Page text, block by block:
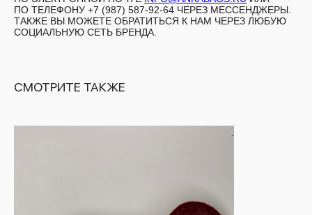
ПО ТЕЛЕФОНУ +7 (987) 587-92-64 ЧЕРЕЗ МЕССЕНДЖЕРЫ.
ТАКЖЕ ВЫ МОЖЕТЕ ОБРАТИТЬСЯ К НАМ ЧЕРЕЗ ЛЮБУЮ
СОЦИАЛЬНУЮ СЕТЬ БРЕНДА.
СМОТРИТЕ ТАКЖЕ